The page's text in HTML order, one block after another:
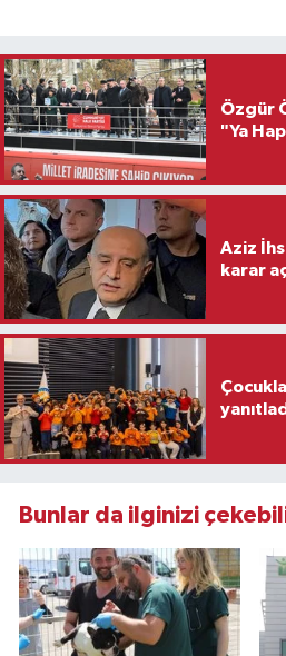
Özgür
"Ya
Aziz
karar
Bunlar da ilginizi